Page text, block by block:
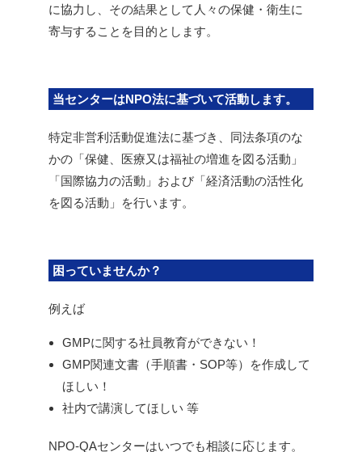
に協力し、その結果として人々の保健・衛生に
寄与することを目的とします。
当センターはNPO法に基づいて活動します。
特定非営利活動促進法に基づき、同法条項のな
かの「保健、医療又は福祉の増進を図る活動」
「国際協力の活動」および「経済活動の活性化
を図る活動」を行います。
困っていませんか？
例えば
GMPに関する社員教育ができない！
GMP関連文書（手順書・SOP等）を作成して
ほしい！
社内で講演してほしい 等
NPO-QAセンターはいつでも相談に応じます。